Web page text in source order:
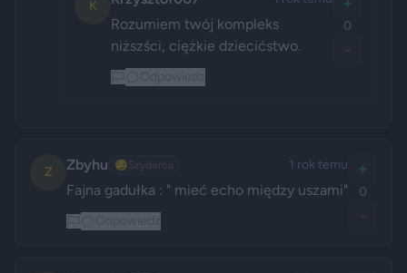
K
Rozumiem twój kompleks
niższści, ciężkie dziecićstwo.
0
-
Z Zbyhu 😏 1 rok temu
Fajna gadułka : " mieć echo między uszami"
+
0
-